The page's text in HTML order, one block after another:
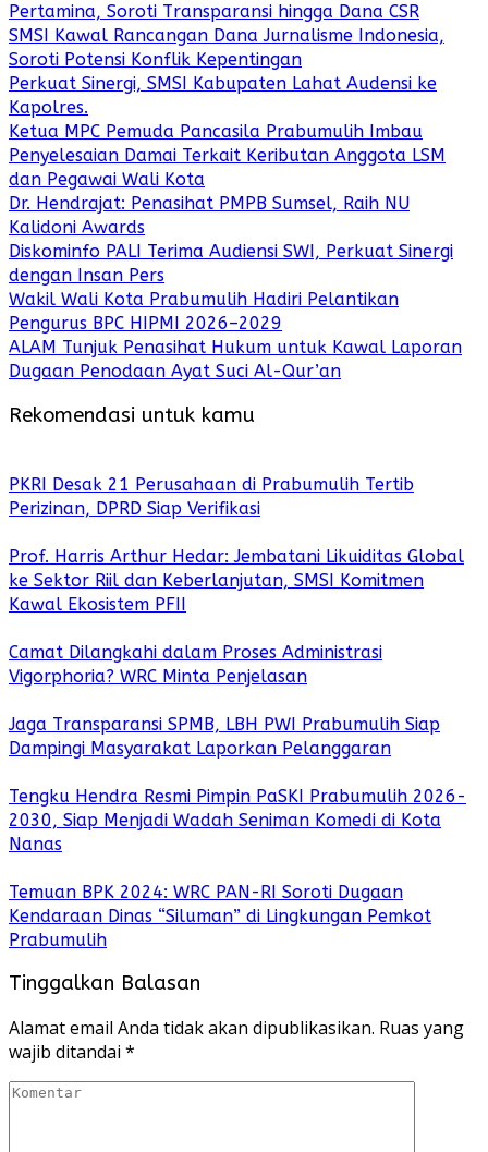
Pertamina, Soroti Transparansi hingga Dana CSR
SMSI Kawal Rancangan Dana Jurnalisme Indonesia,
Soroti Potensi Konflik Kepentingan
Perkuat Sinergi, SMSI Kabupaten Lahat Audensi ke
Kapolres.
Ketua MPC Pemuda Pancasila Prabumulih Imbau
Penyelesaian Damai Terkait Keributan Anggota LSM
dan Pegawai Wali Kota
Dr. Hendrajat: Penasihat PMPB Sumsel, Raih NU
Kalidoni Awards
Diskominfo PALI Terima Audiensi SWI, Perkuat Sinergi
dengan Insan Pers
Wakil Wali Kota Prabumulih Hadiri Pelantikan
Pengurus BPC HIPMI 2026–2029
ALAM Tunjuk Penasihat Hukum untuk Kawal Laporan
Dugaan Penodaan Ayat Suci Al-Qur’an
Rekomendasi untuk kamu
PKRI Desak 21 Perusahaan di Prabumulih Tertib
Perizinan, DPRD Siap Verifikasi
Prof. Harris Arthur Hedar: Jembatani Likuiditas Global
ke Sektor Riil dan Keberlanjutan, SMSI Komitmen
Kawal Ekosistem PFII
Camat Dilangkahi dalam Proses Administrasi
Vigorphoria? WRC Minta Penjelasan
Jaga Transparansi SPMB, LBH PWI Prabumulih Siap
Dampingi Masyarakat Laporkan Pelanggaran
Tengku Hendra Resmi Pimpin PaSKI Prabumulih 2026-
2030, Siap Menjadi Wadah Seniman Komedi di Kota
Nanas
Temuan BPK 2024: WRC PAN-RI Soroti Dugaan
Kendaraan Dinas “Siluman” di Lingkungan Pemkot
Prabumulih
Tinggalkan Balasan
Alamat email Anda tidak akan dipublikasikan. Ruas yang
wajib ditandai *